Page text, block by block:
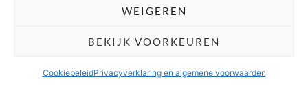
WEIGEREN
BEKIJK VOORKEUREN
CookiebeleidPrivacyverklaring en algemene voorwaarden